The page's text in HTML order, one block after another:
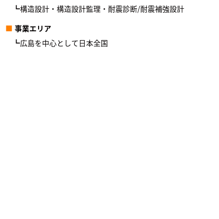
構造設計・構造設計監理・耐震診断/耐震補強設計
事業エリア
広島を中心として日本全国